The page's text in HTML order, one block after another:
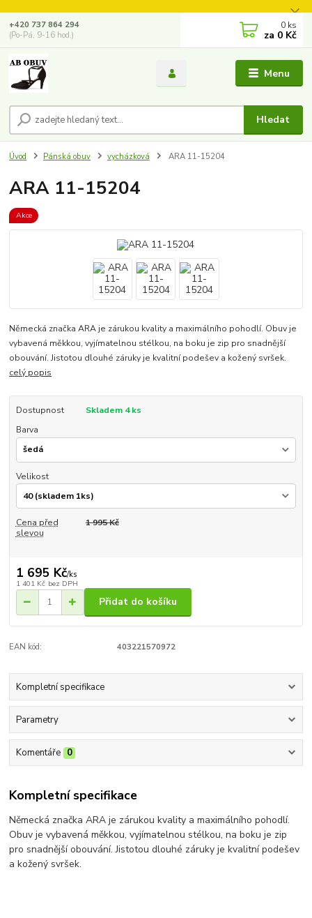
Menu
Hledat
+420 737 864 294
(Po-Pá, 9-16 hod.)
0 ks
za 0 Kč
Úvod Pánská obuv vycházková ARA 11-15204
ARA 11-15204
Akce
Německá značka ARA je zárukou kvality a maximálního pohodlí. Obuv je
vybavená měkkou, vyjímatelnou stélkou, na boku je zip pro snadnější
obouvání. Jistotou dlouhé záruky je kvalitní podešev a kožený svršek.
celý popis
Dostupnost
Skladem 4 ks
Barva
Velikost
Cena před
slevou
1 995 Kč
1 695 Kč/ks
1 401 Kč bez DPH
Přidat do košíku
EAN kód: 403221570972
Kompletní specifikace
Parametry
Komentáře 0
Kompletní specifikace
Německá značka ARA je zárukou kvality a maximálního pohodlí.
Obuv je vybavená měkkou, vyjímatelnou stélkou, na boku je zip
pro snadnější obouvání. Jistotou dlouhé záruky je kvalitní podešev
a kožený svršek.